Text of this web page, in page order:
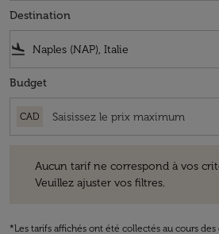
Destination
flight_land
Budget
CAD
Aucun tarif ne correspond à vos
Veuillez ajuster vos filtres.
*Les tarifs affichés ont été collectés au cours